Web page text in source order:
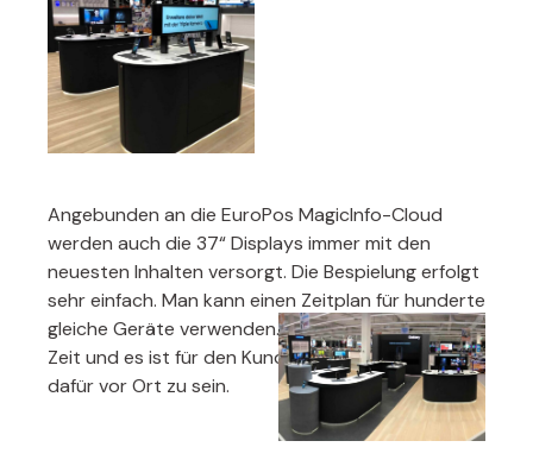
Angebunden an die EuroPos MagicInfo-Cloud
werden auch die 37“ Displays immer mit den
neuesten Inhalten versorgt. Die Bespielung erfolgt
sehr einfach. Man kann einen Zeitplan für hunderte
gleiche Geräte verwenden. Das spart extrem viel
Zeit und es ist für den Kunden nie notwendig,
dafür vor Ort zu sein.